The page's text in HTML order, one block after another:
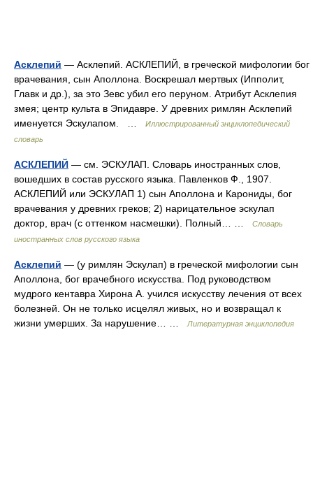
Асклепий — Асклепий. АСКЛЕПИЙ, в греческой мифологии бог
врачевания, сын Аполлона. Воскрешал мертвых (Ипполит,
Главк и др.), за это Зевс убил его перуном. Атрибут Асклепия
змея; центр культа в Эпидавре. У древних римлян Асклепий
именуется Эскулапом. …
Иллюстрированный энциклопедический
словарь
АСКЛЕПИЙ — см. ЭСКУЛАП. Словарь иностранных слов,
вошедших в состав русского языка. Павленков Ф., 1907.
АСКЛЕПИЙ или ЭСКУЛАП 1) сын Аполлона и Карониды, бог
врачевания у древних греков; 2) нарицательное эскулап
доктор, врач (с оттенком насмешки). Полный… …
Словарь
иностранных слов русского языка
Асклепий — (у римлян Эскулап) в греческой мифологии сын
Аполлона, бог врачебного искусства. Под руководством
мудрого кентавра Хирона А. учился искусству лечения от всех
болезней. Он не только исцелял живых, но и возвращал к
жизни умерших. За нарушение… …
Литературная энциклопедия